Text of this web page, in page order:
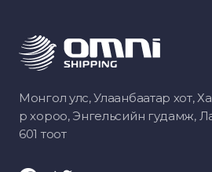
Монгол улс, Улаанбаатар хот,
р хороо, Энгельсийн гудамж,
601 тоот